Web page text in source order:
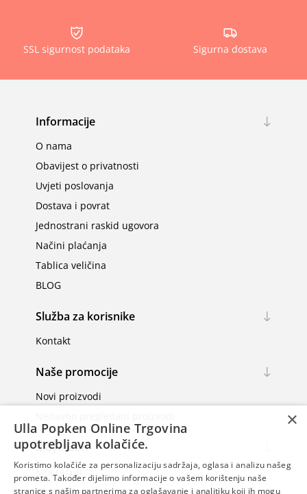
SSL sigurnost podataka Sigurna dostava
Informacije
O nama
Obavijest o privatnosti
Uvjeti poslovanja
Dostava i povrat
Jednostrani raskid ugovora
Načini plaćanja
Tablica veličina
BLOG
Služba za korisnike
Kontakt
Naše promocije
Novi proizvodi
Moj račun
Moj račun
Narudžbe
×
Ulla Popken Online Trgovina
upotrebljava kolačiće.
Koristimo kolačiće za personalizaciju sadržaja, oglasa i analizu našeg
prometa. Također dijelimo informacije o vašem korištenju naše
stranice s našim partnerima za oglašavanje i analitiku koji ih mogu